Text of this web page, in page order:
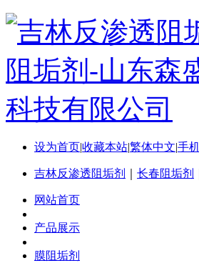
设为首页|收藏本站|繁体中文|手
吉林反渗透阻垢剂 长春阻垢剂
网站首页
产品展示
膜阻垢剂